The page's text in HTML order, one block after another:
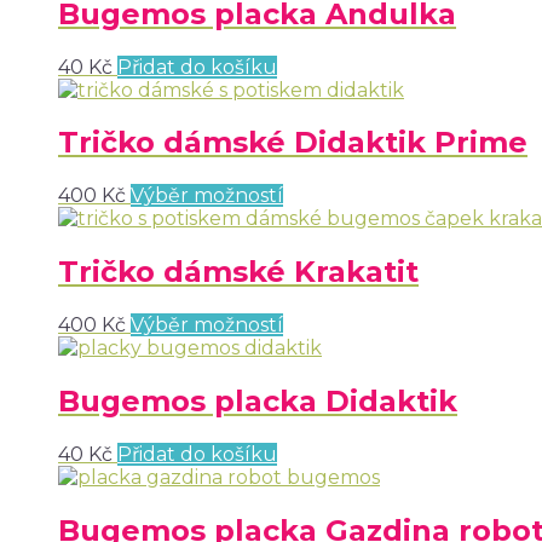
Bugemos placka Andulka
40 Kč Přidat do košíku
Tričko dámské Didaktik Prime
400 Kč Výběr možností
Tričko dámské Krakatit
400 Kč Výběr možností
Bugemos placka Didaktik
40 Kč Přidat do košíku
Bugemos placka Gazdina